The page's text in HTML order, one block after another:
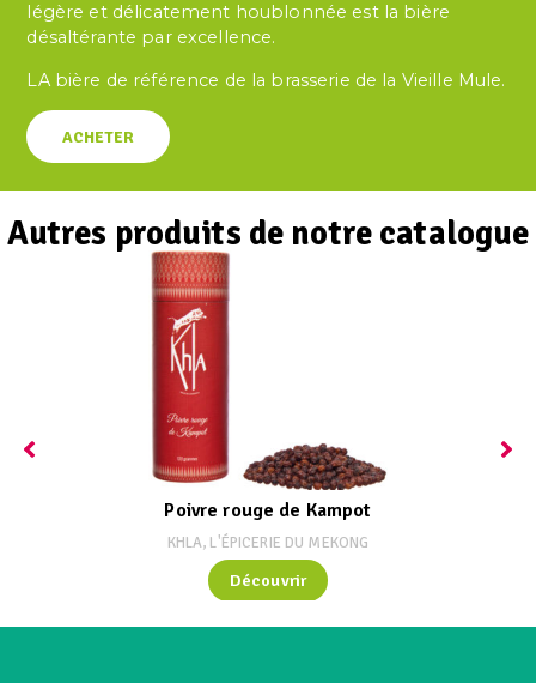
légère et délicatement houblonnée est la bière
désaltérante par excellence.
LA bière de référence de la brasserie de la Vieille Mule.
ACHETER
Autres produits de notre catalogue
Poivre rouge de Kampot
KHLA, L'ÉPICERIE DU MEKONG
Découvrir